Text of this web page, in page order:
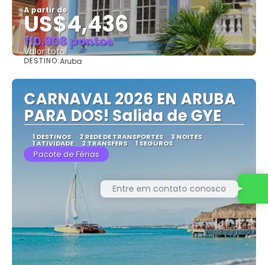
A partir de
US$4,436
110.908 pontos
Valor total
DESTINO:Aruba
CARNAVAL 2026 EN ARUBA
PARA DOS! Salida de GYE
1 DESTINOS 2 REDE DE TRANSPORTES 3 NOITES
1 ATIVIDADE 2 TRANSFERS 1 SEGUROS
Pacote de Férias
Entre em contato conosco